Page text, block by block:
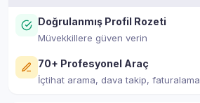
Doğrulanmış Profil Rozeti
Müvekkillere güven verin
70+ Profesyonel Araç
İçtihat arama, dava takip, faturalama